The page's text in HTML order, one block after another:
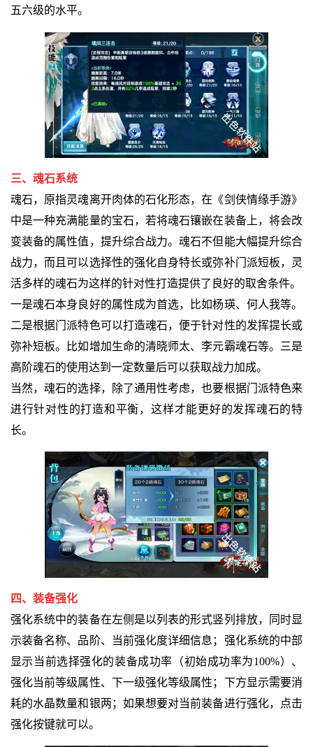
五六级的水平。
三、魂石系统
魂石，原指灵魂离开肉体的石化形态，在《剑侠情缘手游》
中是一种充满能量的宝石，若将魂石镶嵌在装备上，将会改
变装备的属性值，提升综合战力。魂石不但能大幅提升综合
战力，而且可以选择性的强化自身特长或弥补门派短板，灵
活多样的魂石为这样的针对性打造提供了良好的取舍条件。
一是魂石本身良好的属性成为首选，比如杨瑛、何人我等。
二是根据门派特色可以打造魂石，便于针对性的发挥提长或
弥补短板。比如增加生命的清晓师太、李元霸魂石等。三是
高阶魂石的使用达到一定数量后可以获取战力加成。
当然，魂石的选择，除了通用性考虑，也要根据门派特色来
进行针对性的打造和平衡，这样才能更好的发挥魂石的特
长。
四、装备强化
强化系统中的装备在左侧是以列表的形式竖列排放，同时显
示装备名称、品阶、当前强化度详细信息；强化系统的中部
显示当前选择强化的装备成功率（初始成功率为100%）、
强化当前等级属性、下一级强化等级属性；下方显示需要消
耗的水晶数量和银两；如果想要对当前装备进行强化，点击
强化按键就可以。